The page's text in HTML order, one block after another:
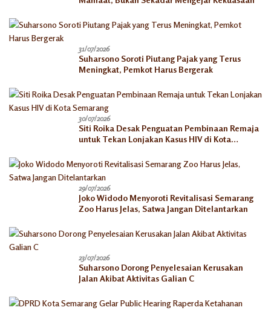
31/07/2026
Suharsono Soroti Piutang Pajak yang Terus
Meningkat, Pemkot Harus Bergerak
30/07/2026
Siti Roika Desak Penguatan Pembinaan Remaja
untuk Tekan Lonjakan Kasus HIV di Kota
29/07/2026
Joko Widodo Menyoroti Revitalisasi Semarang
Zoo Harus Jelas, Satwa Jangan Ditelantarkan
23/07/2026
Suharsono Dorong Penyelesaian Kerusakan
Jalan Akibat Aktivitas Galian C